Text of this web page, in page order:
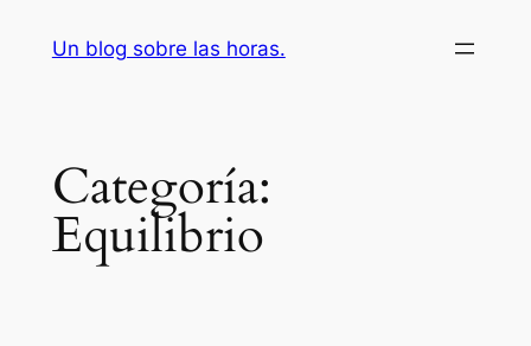
Un blog sobre las horas.
Categoría:
Equilibrio